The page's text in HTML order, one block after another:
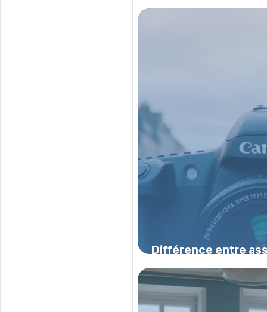
remboursement
Différence entre
mutuelle en 2026 :
cadre légal
20 juillet 2026